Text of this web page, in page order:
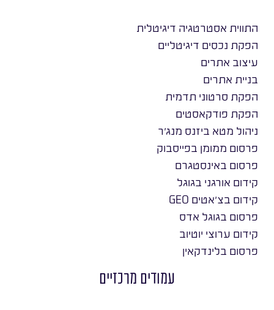
התווית אסטרטגיה דיגיטלית
הפקת נכסים דיגיטליים
עיצוב אתרים
בניית אתרים
הפקת סרטוני תדמית
הפקת פודקאסטים
ניהול מטא ביזנס מנג׳ר
פרסום ממומן בפייסבוק
פרסום באינסטגרם
קידום אורגני בגוגל
קידום בצ׳אטים GEO
פרסום בגוגל אדס
קידום ערוצי יוטיוב
פרסום בלינדקאין
עמודים מרכזיים